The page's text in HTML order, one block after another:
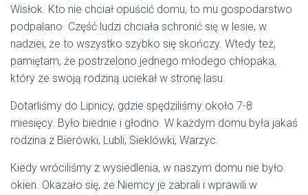
Wisłok. Kto nie chciał opuścić domu, to mu gospodarstwo
podpalano. Część ludzi chciała schronić się w lesie, w
nadziei, że to wszystko szybko się skończy. Wtedy też,
pamiętam, że postrzelono jednego młodego chłopaka,
który ze swoją rodziną uciekał w stronę lasu.
Dotarliśmy do Lipnicy, gdzie spędziliśmy około 7-8
miesięcy. Było biednie i głodno. W każdym domu była jakaś
rodzina z Bierówki, Lubli, Sieklówki, Warzyc.
Kiedy wróciliśmy z wysiedlenia, w naszym domu nie było
okien. Okazało się, że Niemcy je zabrali i wprawili w